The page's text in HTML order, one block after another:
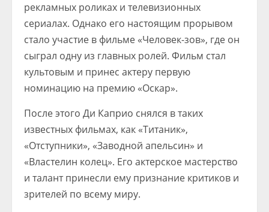
рекламных роликах и телевизионных
сериалах. Однако его настоящим прорывом
стало участие в фильме «Человек-зов», где он
сыграл одну из главных ролей. Фильм стал
культовым и принес актеру первую
номинацию на премию «Оскар».
После этого Ди Каприо снялся в таких
известных фильмах, как «Титаник»,
«Отступники», «Заводной апельсин» и
«Властелин колец». Его актерское мастерство
и талант принесли ему признание критиков и
зрителей по всему миру.